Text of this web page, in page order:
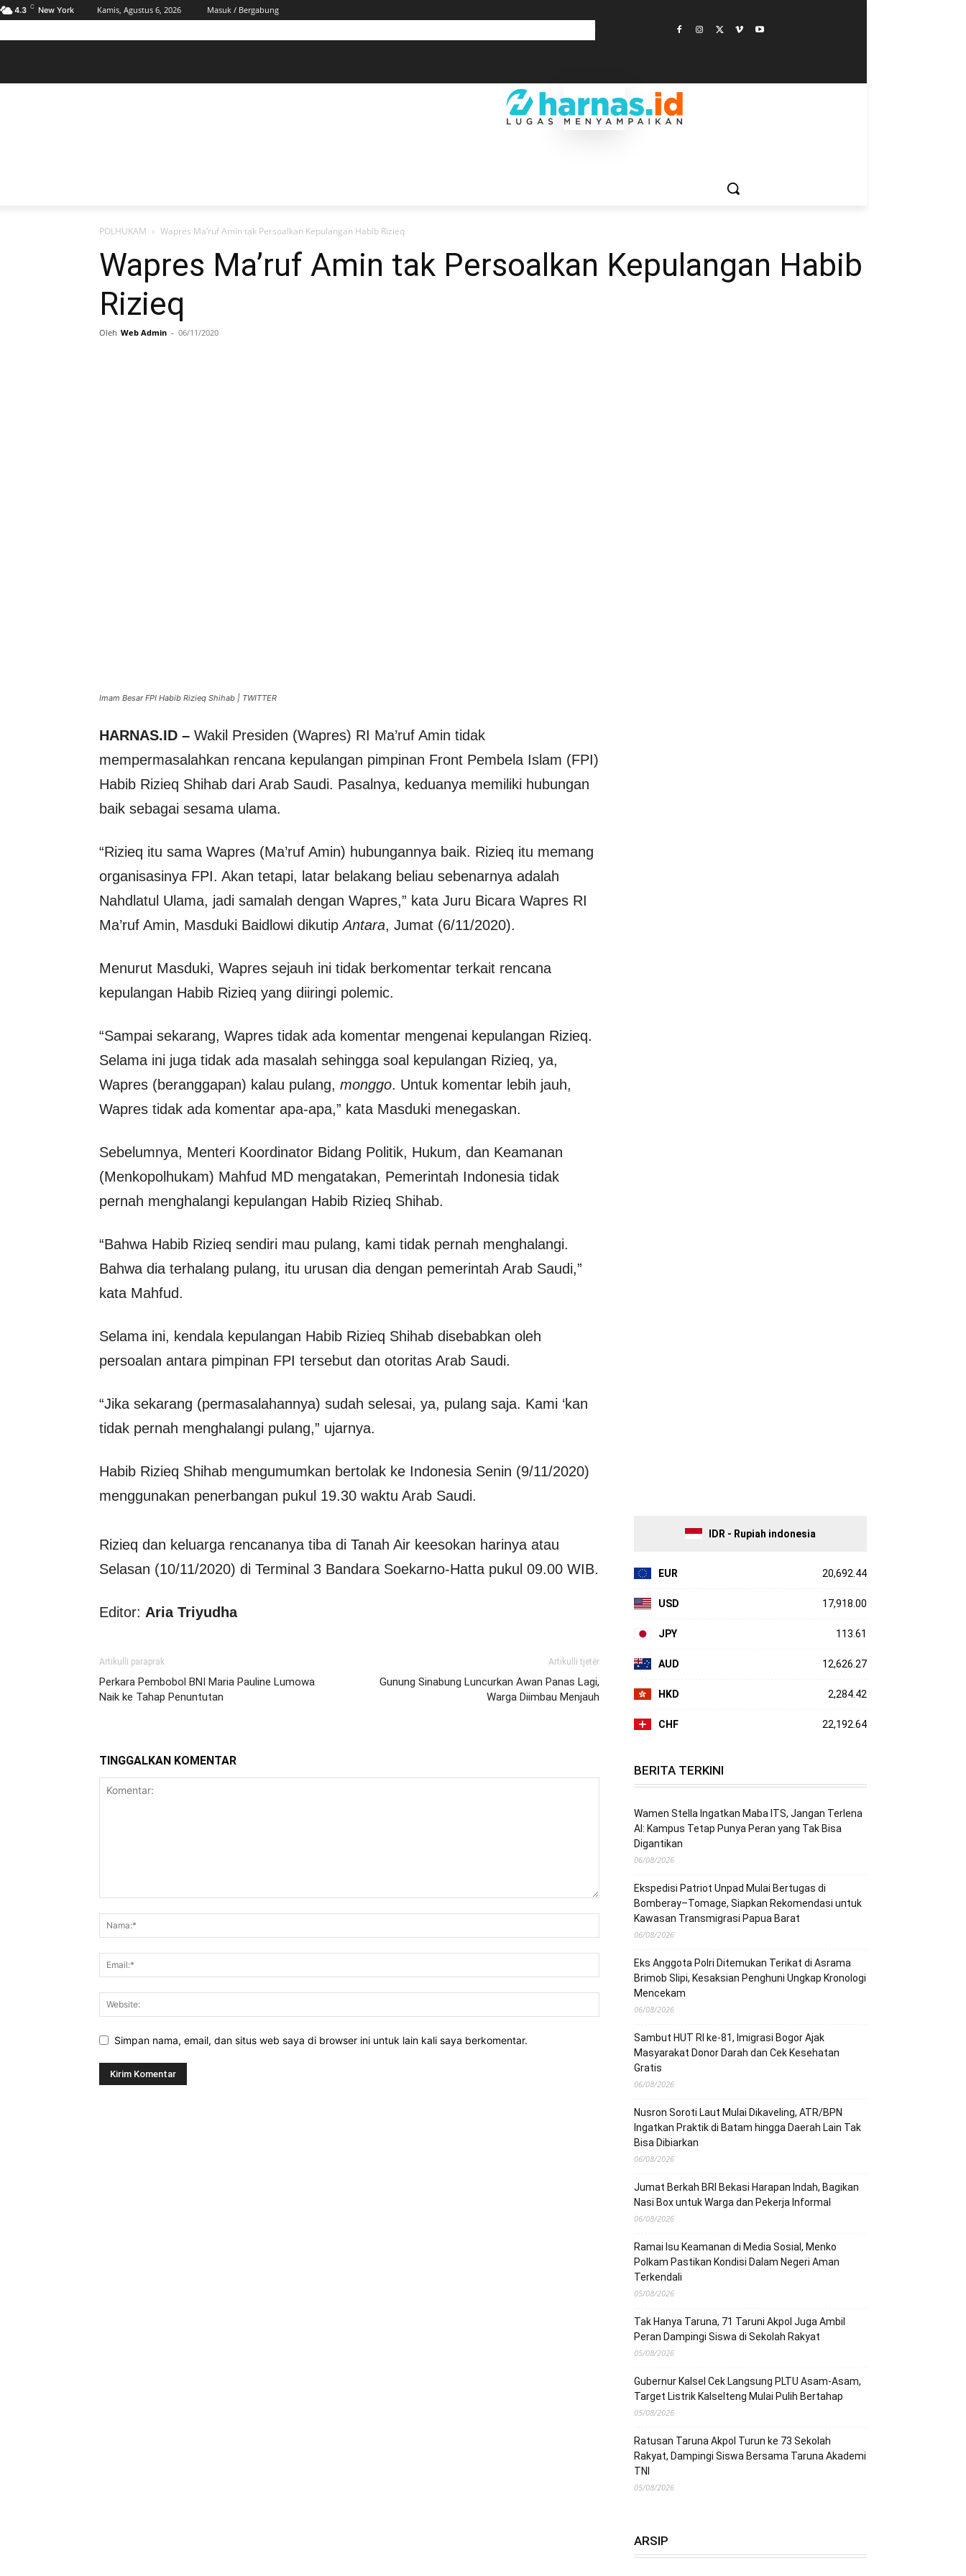
4.3 C New York Kamis, Agustus 6, 2026
Masuk / Bergabung
POLHUKAM Wapres Ma’ruf Amin tak Persoalkan Kepulangan Habib Rizieq
Wapres Ma’ruf Amin tak Persoalkan Kepulangan Habib
Rizieq
Oleh Web Admin - 06/11/2020
Imam Besar FPI Habib Rizieq Shihab | TWITTER
HARNAS.ID – Wakil Presiden (Wapres) RI Ma’ruf Amin tidak
mempermasalahkan rencana kepulangan pimpinan Front Pembela Islam (FPI)
Habib Rizieq Shihab dari Arab Saudi. Pasalnya, keduanya memiliki hubungan
baik sebagai sesama ulama.
“Rizieq itu sama Wapres (Ma’ruf Amin) hubungannya baik. Rizieq itu memang
organisasinya FPI. Akan tetapi, latar belakang beliau sebenarnya adalah
Nahdlatul Ulama, jadi samalah dengan Wapres,” kata Juru Bicara Wapres RI
Ma’ruf Amin, Masduki Baidlowi dikutipAntara, Jumat (6/11/2020).
Menurut Masduki, Wapres sejauh ini tidak berkomentar terkait rencana
kepulangan Habib Rizieq yang diiringi polemic.
“Sampai sekarang, Wapres tidak ada komentar mengenai kepulangan Rizieq.
Selama ini juga tidak ada masalah sehingga soal kepulangan Rizieq, ya,
Wapres (beranggapan) kalau pulang, monggo. Untuk komentar lebih jauh,
Wapres tidak ada komentar apa-apa,” kata Masduki menegaskan.
Sebelumnya, Menteri Koordinator Bidang Politik, Hukum, dan Keamanan
(Menkopolhukam) Mahfud MD mengatakan, Pemerintah Indonesia tidak
pernah menghalangi kepulangan Habib Rizieq Shihab.
“Bahwa Habib Rizieq sendiri mau pulang, kami tidak pernah menghalangi.
Bahwa dia terhalang pulang, itu urusan dia dengan pemerintah Arab Saudi,”
kata Mahfud.
Selama ini, kendala kepulangan Habib Rizieq Shihab disebabkan oleh
persoalan antara pimpinan FPI tersebut dan otoritas Arab Saudi.
“Jika sekarang (permasalahannya) sudah selesai, ya, pulang saja. Kami ‘kan
tidak pernah menghalangi pulang,” ujarnya.
Habib Rizieq Shihab mengumumkan bertolak ke Indonesia Senin (9/11/2020)
menggunakan penerbangan pukul 19.30 waktu Arab Saudi.
Rizieq dan keluarga rencananya tiba di Tanah Air keesokan harinya atau
Selasan (10/11/2020) di Terminal 3 Bandara Soekarno-Hatta pukul 09.00 WIB.
Editor: Aria Triyudha
Artikulli paraprak
Perkara Pembobol BNI Maria Pauline Lumowa
Naik ke Tahap Penuntutan
Artikulli tjetër
Gunung Sinabung Luncurkan Awan Panas Lagi,
Warga Diimbau Menjauh
TINGGALKAN KOMENTAR
Simpan nama, email, dan situs web saya di browser ini untuk lain kali saya berkomentar.
IDR - Rupiah indonesia
EUR 20,692.44
USD 17,918.00
JPY 113.61
AUD 12,626.27
HKD 2,284.42
CHF 22,192.64
BERITA TERKINI
Wamen Stella Ingatkan Maba ITS, Jangan Terlena
AI: Kampus Tetap Punya Peran yang Tak Bisa
Digantikan
06/08/2026
Ekspedisi Patriot Unpad Mulai Bertugas di
Bomberay–Tomage, Siapkan Rekomendasi untuk
Kawasan Transmigrasi Papua Barat
06/08/2026
Eks Anggota Polri Ditemukan Terikat di Asrama
Brimob Slipi, Kesaksian Penghuni Ungkap Kronologi
Mencekam
06/08/2026
Sambut HUT RI ke-81, Imigrasi Bogor Ajak
Masyarakat Donor Darah dan Cek Kesehatan
Gratis
06/08/2026
Nusron Soroti Laut Mulai Dikaveling, ATR/BPN
Ingatkan Praktik di Batam hingga Daerah Lain Tak
Bisa Dibiarkan
06/08/2026
Jumat Berkah BRI Bekasi Harapan Indah, Bagikan
Nasi Box untuk Warga dan Pekerja Informal
06/08/2026
Ramai Isu Keamanan di Media Sosial, Menko
Polkam Pastikan Kondisi Dalam Negeri Aman
Terkendali
05/08/2026
Tak Hanya Taruna, 71 Taruni Akpol Juga Ambil
Peran Dampingi Siswa di Sekolah Rakyat
05/08/2026
Gubernur Kalsel Cek Langsung PLTU Asam-Asam,
Target Listrik Kalselteng Mulai Pulih Bertahap
05/08/2026
Ratusan Taruna Akpol Turun ke 73 Sekolah
Rakyat, Dampingi Siswa Bersama Taruna Akademi
TNI
05/08/2026
ARSIP